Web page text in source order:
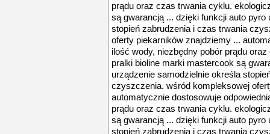
prądu oraz czas trwania cyklu.
są gwarancją ... dzięki funkcji auto
stopień zabrudzenia i czas trwania
oferty piekarników znajdziemy ...
ilość wody, niezbędny pobór prądu
pralki bioline marki mastercook są
urządzenie samodzielnie określa
czyszczenia. wśród kompleksowej
automatycznie dostosowuje
prądu oraz czas trwania cyklu.
są gwarancją ... dzięki funkcji auto
stopień zabrudzenia i czas trwania